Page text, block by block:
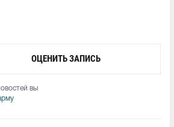
ОЦЕНИТЬ ЗАПИСЬ
вы